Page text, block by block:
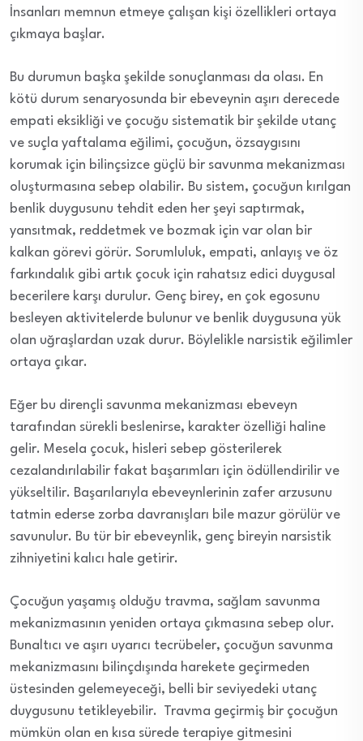
İnsanları memnun etmeye çalışan kişi özellikleri ortaya
çıkmaya başlar.
Bu durumun başka şekilde sonuçlanması da olası. En
kötü durum senaryosunda bir ebeveynin aşırı derecede
empati eksikliği ve çocuğu sistematik bir şekilde utanç
ve suçla yaftalama eğilimi, çocuğun, özsaygısını
korumak için bilinçsizce güçlü bir savunma mekanizması
oluşturmasına sebep olabilir. Bu sistem, çocuğun kırılgan
benlik duygusunu tehdit eden her şeyi saptırmak,
yansıtmak, reddetmek ve bozmak için var olan bir
kalkan görevi görür. Sorumluluk, empati, anlayış ve öz
farkındalık gibi artık çocuk için rahatsız edici duygusal
becerilere karşı durulur. Genç birey, en çok egosunu
besleyen aktivitelerde bulunur ve benlik duygusuna yük
olan uğraşlardan uzak durur. Böylelikle narsistik eğilimler
ortaya çıkar.
Eğer bu dirençli savunma mekanizması ebeveyn
tarafından sürekli beslenirse, karakter özelliği haline
gelir. Mesela çocuk, hisleri sebep gösterilerek
cezalandırılabilir fakat başarımları için ödüllendirilir ve
yükseltilir. Başarılarıyla ebeveynlerinin zafer arzusunu
tatmin ederse zorba davranışları bile mazur görülür ve
savunulur. Bu tür bir ebeveynlik, genç bireyin narsistik
zihniyetini kalıcı hale getirir.
Çocuğun yaşamış olduğu travma, sağlam savunma
mekanizmasının yeniden ortaya çıkmasına sebep olur.
Bunaltıcı ve aşırı uyarıcı tecrübeler, çocuğun savunma
mekanizmasını bilinçdışında harekete geçirmeden
üstesinden gelemeyeceği, belli bir seviyedeki utanç
duygusunu tetikleyebilir. Travma geçirmiş bir çocuğun
mümkün olan en kısa sürede terapiye gitmesini